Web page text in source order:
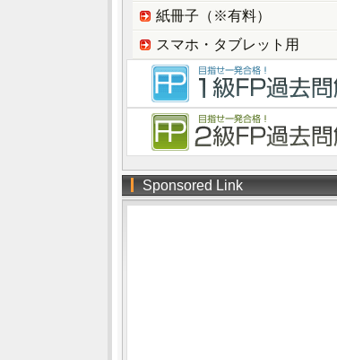
紙冊子（※有料）
スマホ・タブレット用
Sponsored Link